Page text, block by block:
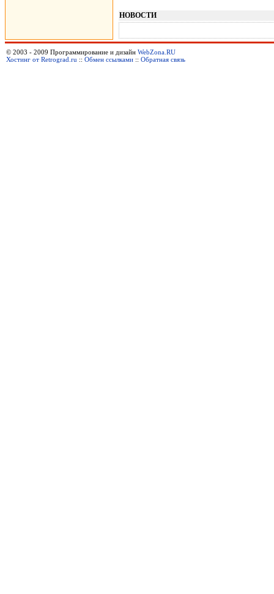
НОВОСТИ
© 2003 - 2009 Программирование и дизайн WebZona.RU
Хостинг от Retrograd.ru :: Обмен ссылками :: Обратная связь